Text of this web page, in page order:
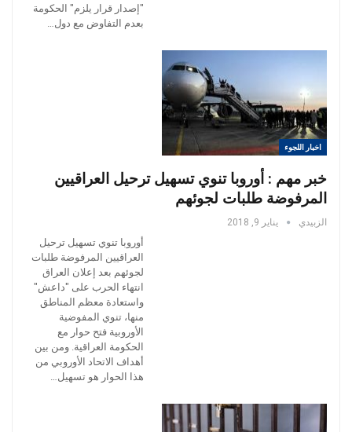
"إصدار قرار يلزم" الحكومة
بعدم التفاوض مع دول…
اخبار اللجوء
خبر مهم : أوروبا تنوي تسهيل ترحيل العراقيين
المرفوضة طلبات لجوئهم
الزبيدي يناير 9, 2018
أوروبا تنوي تسهيل ترحيل
العراقيين المرفوضة طلبات
لجوئهم بعد إعلان العراق
انتهاء الحرب على "داعش"
واستعادة معظم المناطق
منها، تنوي المفوضية
الأوروبية فتح حوار مع
الحكومة العراقية. ومن بين
أهداف الاتحاد الأوروبي من
هذا الحوار هو تسهيل…